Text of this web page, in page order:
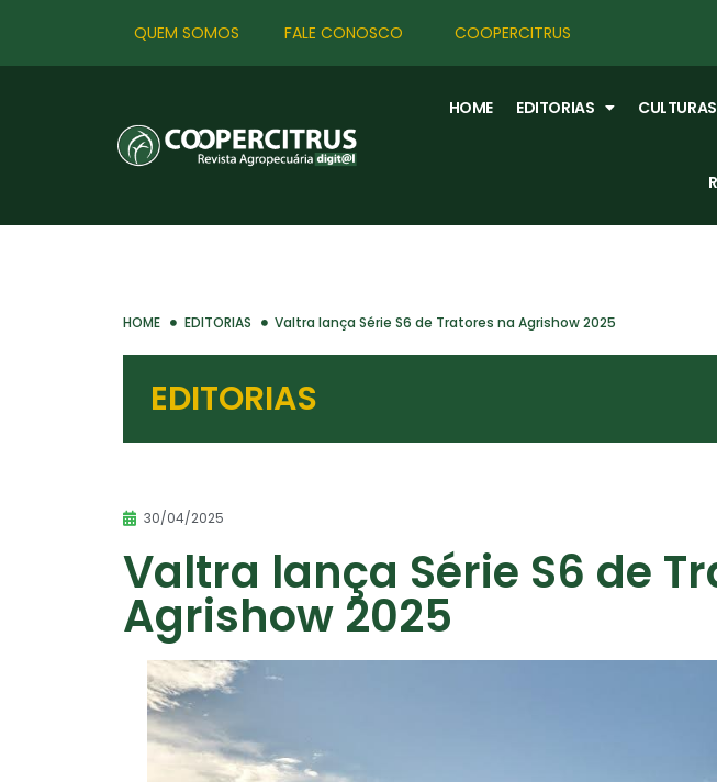
QUEM SOMOS FALE CONOSCO COOPERCITRUS
HOME EDITORIAS CULTURAS
HOME EDITORIAS Valtra lança Série S6 de Tratores na Agrishow 2025
EDITORIAS
30/04/2025
Valtra lança Série S6 de
Agrishow 2025